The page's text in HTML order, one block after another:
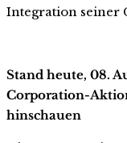
Integration seiner
Stand heute, 08.
Corporation-
hinschauen